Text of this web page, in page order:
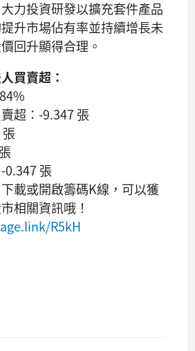
力投資研發以擴充套件產品
升市場佔有率並持續增長未
回升顯得合理。
買賣超：
超：-9.347 張
0.347 張
載或開啟籌碼K線，可以獲
相關資訊哦！
R5kH